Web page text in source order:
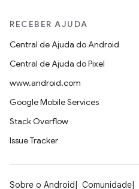
RECEBER AJUDA
Central de Ajuda do Android
Central de Ajuda do Pixel
www.android.com
Google Mobile Services
Stack Overflow
Issue Tracker
Sobre o Android Comunidade